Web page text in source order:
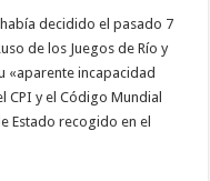
decidido el pasado 7
de los Juegos de Río y
«aparente incapacidad
y el Código Mundial
Estado recogido en el